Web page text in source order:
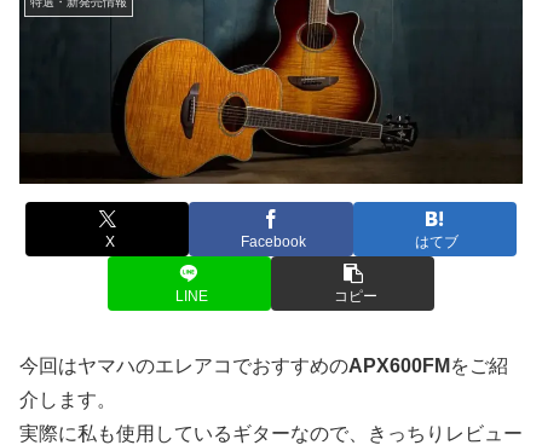
X Facebook はてブ
LINE コピー
今回はヤマハのエレアコでおすすめのAPX600FM をご紹
介します。
実際に私も使用しているギターなので、きっちりレビュー